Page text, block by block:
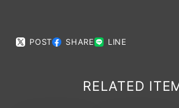
POST SHARE LINE
RELATED